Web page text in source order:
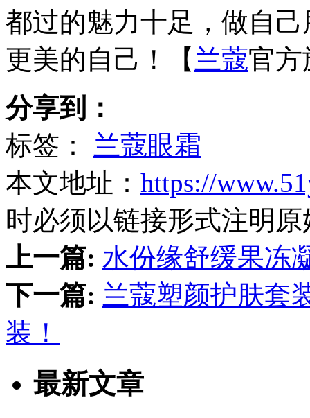
都过的魅力十足，做自
更美的自己！【 兰蔻官方
分享到：
标签： 兰蔻眼霜
本文地址： https://
时必须以链接形式注明
上一篇: 水份缘舒缓果冻
下一篇: 兰蔻塑颜护肤套
装！
最新文章